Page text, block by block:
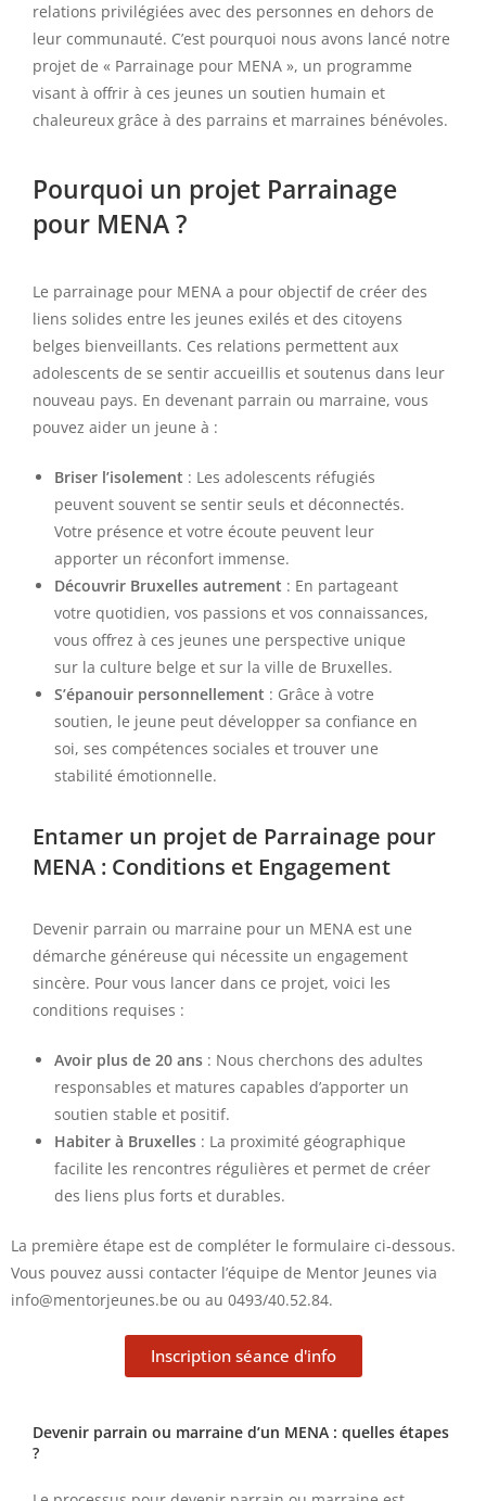
relations privilégiées avec des personnes en dehors de
leur communauté. C’est pourquoi nous avons lancé notre
projet de « Parrainage pour MENA », un programme
visant à offrir à ces jeunes un soutien humain et
chaleureux grâce à des parrains et marraines bénévoles.
Pourquoi un projet Parrainage
pour MENA ?
Le parrainage pour MENA a pour objectif de créer des
liens solides entre les jeunes exilés et des citoyens
belges bienveillants. Ces relations permettent aux
adolescents de se sentir accueillis et soutenus dans leur
nouveau pays. En devenant parrain ou marraine, vous
pouvez aider un jeune à :
Briser l’isolement : Les adolescents réfugiés
peuvent souvent se sentir seuls et déconnectés.
Votre présence et votre écoute peuvent leur
apporter un réconfort immense.
Découvrir Bruxelles autrement : En partageant
votre quotidien, vos passions et vos connaissances,
vous offrez à ces jeunes une perspective unique
sur la culture belge et sur la ville de Bruxelles.
S’épanouir personnellement : Grâce à votre
soutien, le jeune peut développer sa confiance en
soi, ses compétences sociales et trouver une
stabilité émotionnelle.
Entamer un projet de Parrainage pour
MENA : Conditions et Engagement
Devenir parrain ou marraine pour un MENA est une
démarche généreuse qui nécessite un engagement
sincère. Pour vous lancer dans ce projet, voici les
conditions requises :
Avoir plus de 20 ans : Nous cherchons des adultes
responsables et matures capables d’apporter un
soutien stable et positif.
Habiter à Bruxelles : La proximité géographique
facilite les rencontres régulières et permet de créer
des liens plus forts et durables.
La première étape est de compléter le formulaire ci-dessous.
Vous pouvez aussi contacter l’équipe de Mentor Jeunes via
info@mentorjeunes.be ou au 0493/40.52.84.
Inscription séance d'info
Devenir parrain ou marraine d’un MENA : quelles étapes
?